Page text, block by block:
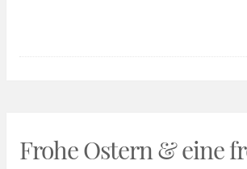
Frohe Ostern & eine